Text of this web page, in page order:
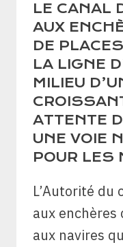
LE CANAL
AUX
DE
LA LIGNE
MILIEU
ATTENTE
UNE VOIE
POUR LES
L’Autorité du
aux enchères
aux navires